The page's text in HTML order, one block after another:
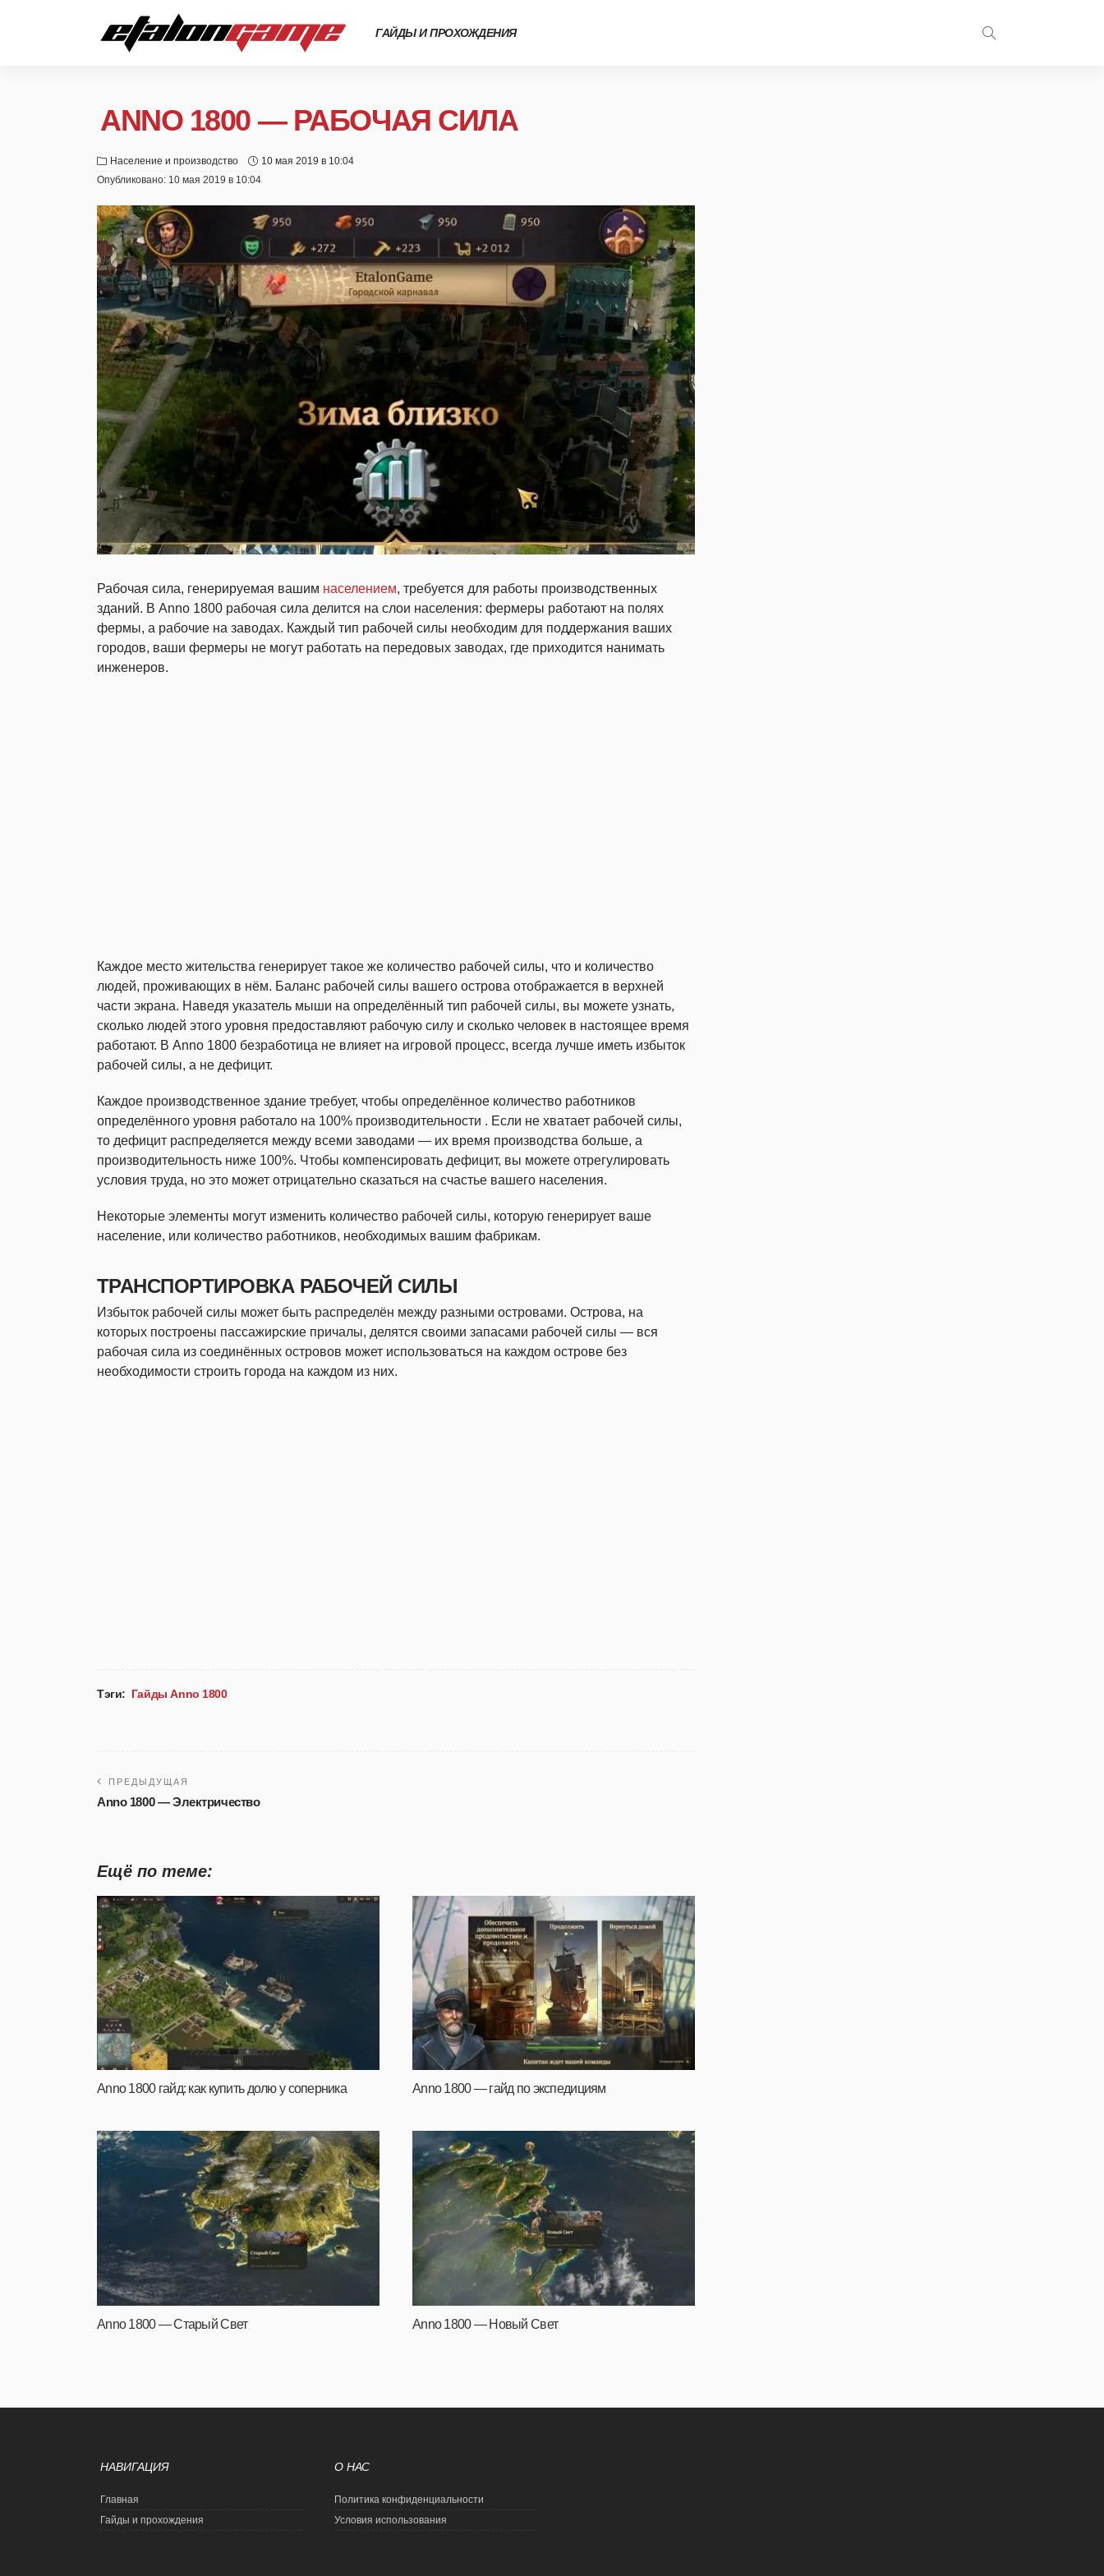
ГАЙДЫ И ПРОХОЖДЕНИЯ
ANNO 1800 — РАБОЧАЯ СИЛА
Население и производство
10 мая 2019 в 10:04
Опубликовано: 10 мая 2019 в 10:04
Рабочая сила, генерируемая вашим населением, требуется для работы производственных
зданий. В Anno 1800 рабочая сила делится на слои населения: фермеры работают на полях
фермы, а рабочие на заводах. Каждый тип рабочей силы необходим для поддержания ваших
городов, ваши фермеры не могут работать на передовых заводах, где приходится нанимать
инженеров.
Каждое место жительства генерирует такое же количество рабочей силы, что и количество
людей, проживающих в нём. Баланс рабочей силы вашего острова отображается в верхней
части экрана. Наведя указатель мыши на определённый тип рабочей силы, вы можете узнать,
сколько людей этого уровня предоставляют рабочую силу и сколько человек в настоящее время
работают. В Anno 1800 безработица не влияет на игровой процесс, всегда лучше иметь избыток
рабочей силы, а не дефицит.
Каждое производственное здание требует, чтобы определённое количество работников
определённого уровня работало на 100% производительности . Если не хватает рабочей силы,
то дефицит распределяется между всеми заводами — их время производства больше, а
производительность ниже 100%. Чтобы компенсировать дефицит, вы можете отрегулировать
условия труда, но это может отрицательно сказаться на счастье вашего населения.
Некоторые элементы могут изменить количество рабочей силы, которую генерирует ваше
население, или количество работников, необходимых вашим фабрикам.
ТРАНСПОРТИРОВКА РАБОЧЕЙ СИЛЫ
Избыток рабочей силы может быть распределён между разными островами. Острова, на
которых построены пассажирские причалы, делятся своими запасами рабочей силы — вся
рабочая сила из соединённых островов может использоваться на каждом острове без
необходимости строить города на каждом из них.
Тэги: Гайды Anno 1800
ПРЕДЫДУЩАЯ
Anno 1800 — Электричество
Ещё по теме:
Anno 1800 гайд: как купить долю у соперника Anno 1800 — гайд по экспедициям
Anno 1800 — Старый Свет Anno 1800 — Новый Свет
НАВИГАЦИЯ
Главная
Гайды и прохождения
О НАС
Политика конфиденциальности
Условия использования